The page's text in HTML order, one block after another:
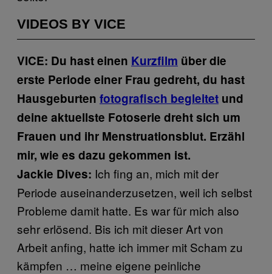
VIDEOS BY VICE
VICE: Du hast einen Kurzfilm über die
erste Periode einer Frau gedreht, du hast
Hausgeburten fotografisch begleitet und
deine aktuellste Fotoserie dreht sich um
Frauen und ihr Menstruationsblut. Erzähl
mir, wie es dazu gekommen ist.
Jackie Dives: Ich fing an, mich mit der
Periode auseinanderzusetzen, weil ich selbst
Probleme damit hatte. Es war für mich also
sehr erlösend. Bis ich mit dieser Art von
Arbeit anfing, hatte ich immer mit Scham zu
kämpfen … meine eigene peinliche